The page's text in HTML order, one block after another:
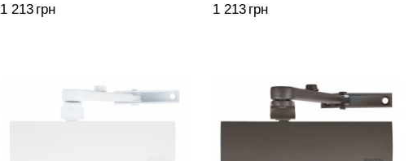
1 213 грн 1 213 грн